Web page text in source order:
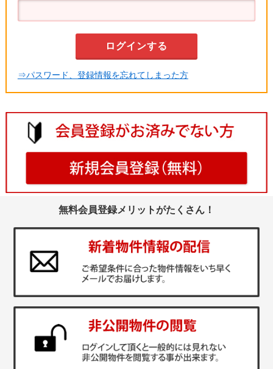
⇒パスワード、登録情報を忘れてしまった方
無料会員登録メリットがたくさん！